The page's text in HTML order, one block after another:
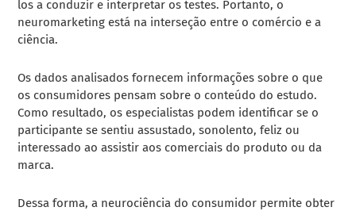
los a conduzir e interpretar os testes. Portanto, o
neuromarketing está na interseção entre o comércio e a
ciência.
Os dados analisados fornecem informações sobre o que
os consumidores pensam sobre o conteúdo do estudo.
Como resultado, os especialistas podem identificar se o
participante se sentiu assustado, sonolento, feliz ou
interessado ao assistir aos comerciais do produto ou da
marca.
Dessa forma, a neurociência do consumidor permite obter